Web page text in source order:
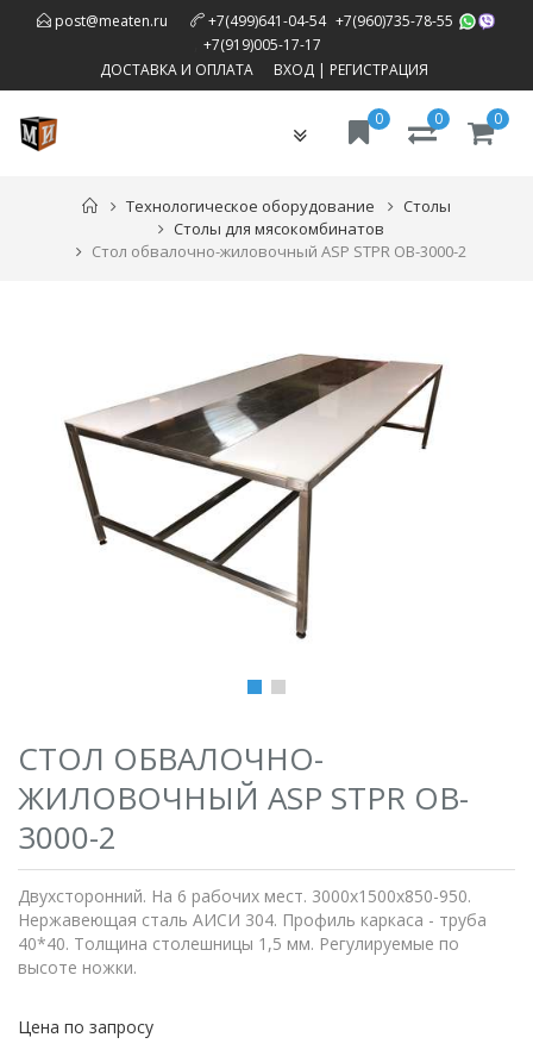
post@meaten.ru +7(499)641-04-54, +7(960)735-78-55
+7(919)005-17-17
ДОСТАВКА И ОПЛАТА
ВХОД| РЕГИСТРАЦИЯ
Toggle
0
0
0
Технологическое оборудование
Столы
Столы для мясокомбинатов
Стол обвалочно-жиловочный ASP STPR OB-3000-2
СТОЛ ОБВАЛОЧНО-
ЖИЛОВОЧНЫЙ ASP STPR OB-
3000-2
Двухсторонний. На 6 рабочих мест. 3000х1500х850-950.
Нержавеющая сталь АИСИ 304. Профиль каркаса - труба
40*40. Толщина столешницы 1,5 мм. Регулируемые по
высоте ножки.
Цена по запросу